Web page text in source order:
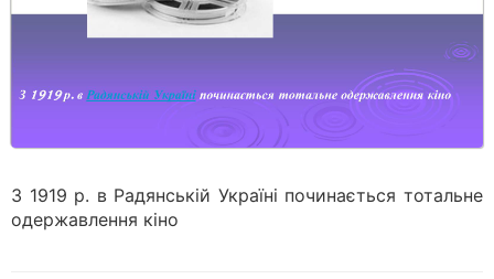
З 1919 р. в Радянській Україні починається тотальне
одержавлення кіно